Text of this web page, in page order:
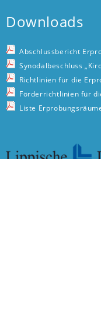
Downloads
Abschlussbericht
Synodalbeschluss
Richtlinien für die
Förderrichtlinien für
Liste